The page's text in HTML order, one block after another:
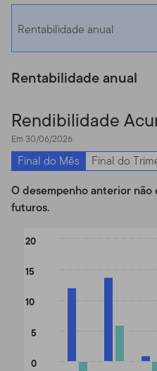
Rentabilidade anual
Rentabilidade anual
Rendibilidade
Em 30/06/2026
Final do Mês
Final do
O desempenho anterior
futuros.
The chart has 1 X axis
The chart has 1 Y axis
0
5
10
15
20